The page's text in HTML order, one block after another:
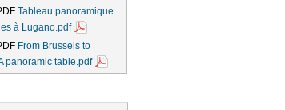
Tableau panoramique
à Lugano.pdf
From Brussels to
panoramic table.pdf